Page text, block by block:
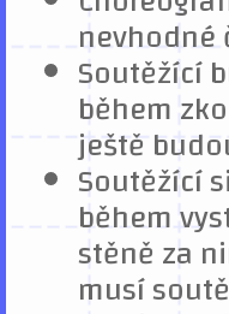
Soutěžící
během
ještě
Soutěžící
během
stěně za
musí